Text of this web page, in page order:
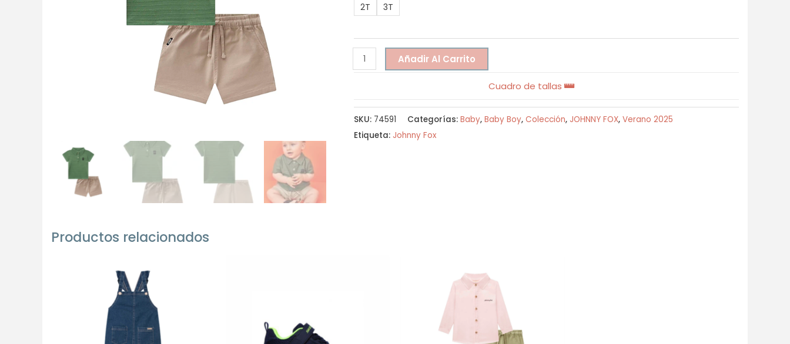
2T 3T
Añadir Al Carrito
Cuadro de tallas
SKU: 74591 Categorías: Baby, Baby Boy, Colección, JOHNNY FOX, Verano 2025
Etiqueta: Johnny Fox
Productos relacionados